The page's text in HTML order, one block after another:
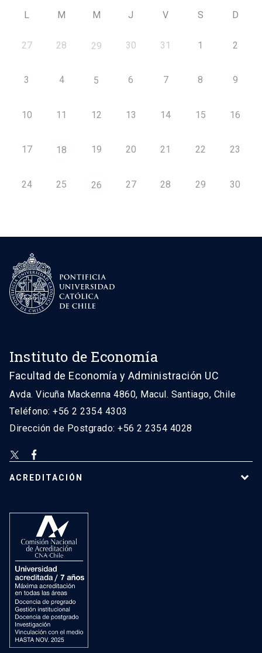
L M M J V S D
27 28 29 30 31 1 2
3 4 5 6 7 8 9
10 11 12 13 14 15 16
17 18 19 20 21 22 23
24 25 26 27 28 29 30
Instituto de Economía
Facultad de Economía y Administración UC
Avda. Vicuña Mackenna 4860, Macul. Santiago, Chile
Teléfono: +56 2 2354 4303
Dirección de Postgrado: +56 2 2354 4028
ACREDITACIÓN